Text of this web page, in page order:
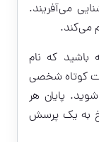
می‌آفریند.
می‌کند.
باشید که نام
کوتاه شخصی
پایان هر
به یک پرسش